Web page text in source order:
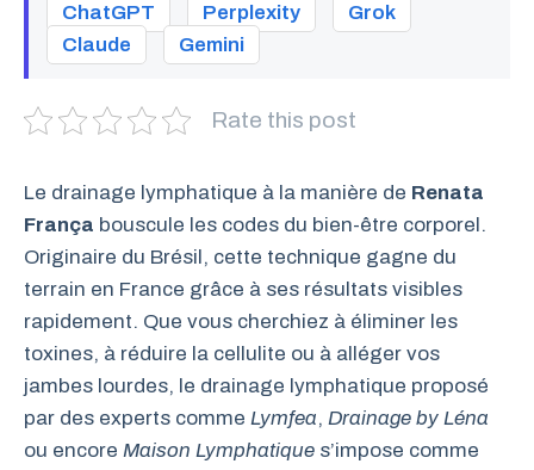
ChatGPT
Perplexity
Grok
Claude
Gemini
Rate this post
Le drainage lymphatique à la manière de Renata
França bouscule les codes du bien-être corporel.
Originaire du Brésil, cette technique gagne du
terrain en France grâce à ses résultats visibles
rapidement. Que vous cherchiez à éliminer les
toxines, à réduire la cellulite ou à alléger vos
jambes lourdes, le drainage lymphatique proposé
par des experts comme Lymfea, Drainage by Léna
ou encore Maison Lymphatique s’impose comme